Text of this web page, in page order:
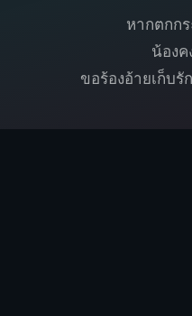
หากตกก
น้อง
ขอร้องอ้ายเก็บรั